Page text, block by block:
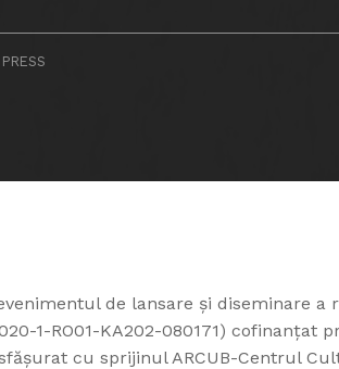
de lansare și diseminare a
1-RO01-KA202-080171) cofinanțat
cu sprijinul ARCUB-Centrul